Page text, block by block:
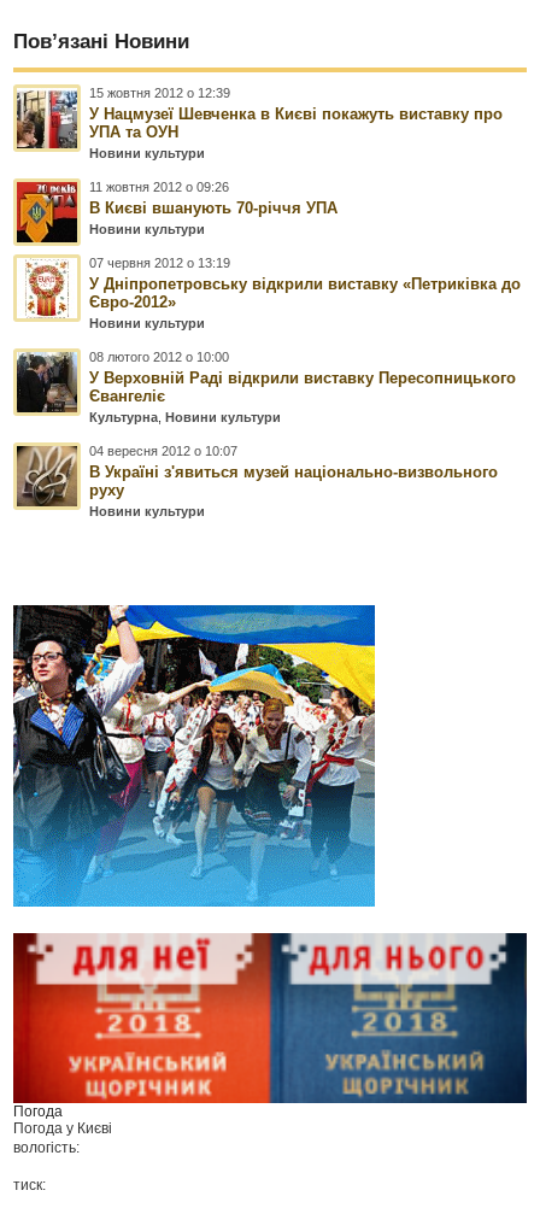
Пов’язані Новини
15 жовтня 2012 о 12:39
У Нацмузеї Шевченка в Києві покажуть виставку про
УПА та ОУН
Новини культури
11 жовтня 2012 о 09:26
В Києві вшанують 70-річчя УПА
Новини культури
07 червня 2012 о 13:19
У Дніпропетровську відкрили виставку «Петриківка до
Євро-2012»
Новини культури
08 лютого 2012 о 10:00
У Верховній Раді відкрили виставку Пересопницького
Євангеліє
Культурна Новини культури
04 вересня 2012 о 10:07
В Україні з'явиться музей національно-визвольного
руху
Новини культури
Погода
Погода у Києві
вологість:
тиск: